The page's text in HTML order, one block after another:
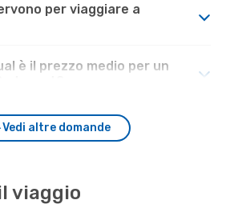
per viaggiare a
è il prezzo medio per un
Vedi altre domande
viaggio